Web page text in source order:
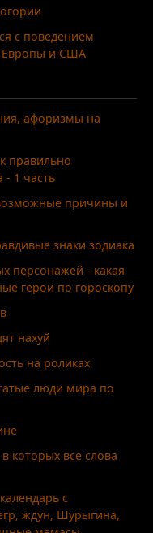
с поведением
Европы и США
афоризмы на
правильно
- 1 часть
причины и
знаки зодиака
персонажей - какая
герои по гороскопу
нахуй
на роликах
люди мира по
которых все слова
с
ждун, Шурыгина,